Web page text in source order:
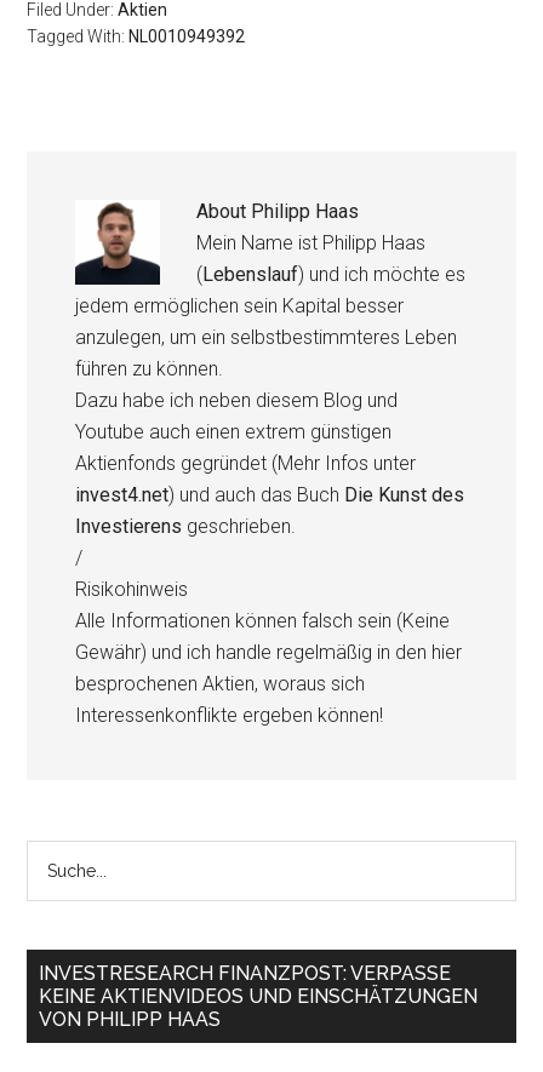
Filed Under:Aktien
Tagged With: NL0010949392
About Philipp Haas
Mein Name ist Philipp Haas
(Lebenslauf) und ich möchte es
jedem ermöglichen sein Kapital besser
anzulegen, um ein selbstbestimmteres Leben
führen zu können.
Dazu habe ich neben diesem Blog und
Youtube auch einen extrem günstigen
Aktienfonds gegründet (Mehr Infos unter
invest4.net) und auch das Buch Die Kunst des
Investierens geschrieben.
/
Risikohinweis
Alle Informationen können falsch sein (Keine
Gewähr) und ich handle regelmäßig in den hier
besprochenen Aktien, woraus sich
Interessenkonflikte ergeben können!
INVESTRESEARCH FINANZPOST: VERPASSE
KEINE AKTIENVIDEOS UND EINSCHÄTZUNGEN
VON PHILIPP HAAS